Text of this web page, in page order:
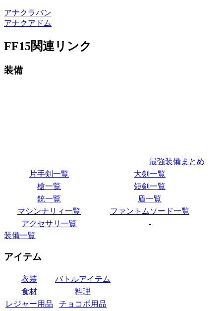
アナクラバン
アナクアドム
FF15関連リンク
装備
最強装備まとめ
片手剣一覧
大剣一覧
槍一覧
短剣一覧
銃一覧
盾一覧
マシンナリィ一覧
ファントムソード一覧
アクセサリ一覧
-
装備一覧
アイテム
衣装
バトルアイテム
食材
料理
レジャー用品
チョコボ用品